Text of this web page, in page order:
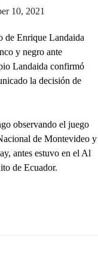
10, 2021
de Enrique Landaida
y negro ante
Landaida confirmó
la decisión de
observando el juego
de Montevideo y
antes estuvo en el Al
de Ecuador.